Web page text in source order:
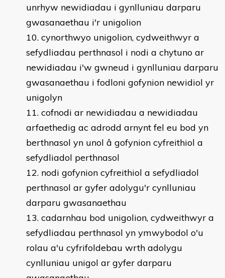
unrhyw newidiadau i gynlluniau darparu
gwasanaethau i'r unigolion
cynorthwyo unigolion, cydweithwyr a
sefydliadau perthnasol i nodi a chytuno ar
newidiadau i'w gwneud i gynlluniau darparu
gwasanaethau i fodloni gofynion newidiol yr
unigolyn
cofnodi ar newidiadau a newidiadau
arfaethedig ac adrodd arnynt fel eu bod yn
berthnasol yn unol â gofynion cyfreithiol a
sefydliadol perthnasol
nodi gofynion cyfreithiol a sefydliadol
perthnasol ar gyfer adolygu'r cynlluniau
darparu gwasanaethau
cadarnhau bod unigolion, cydweithwyr a
sefydliadau perthnasol yn ymwybodol o'u
rolau a'u cyfrifoldebau wrth adolygu
cynlluniau unigol ar gyfer darparu